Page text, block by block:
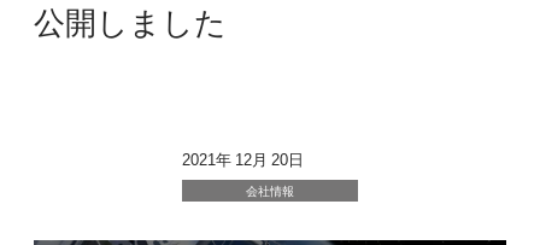
公開しました
2021年 12月 20日
会社情報